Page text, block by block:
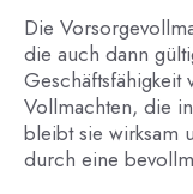
Die
die auch dann
Geschäftsfähigkeit
Vollmachten, die
bleibt sie wirksam
durch eine